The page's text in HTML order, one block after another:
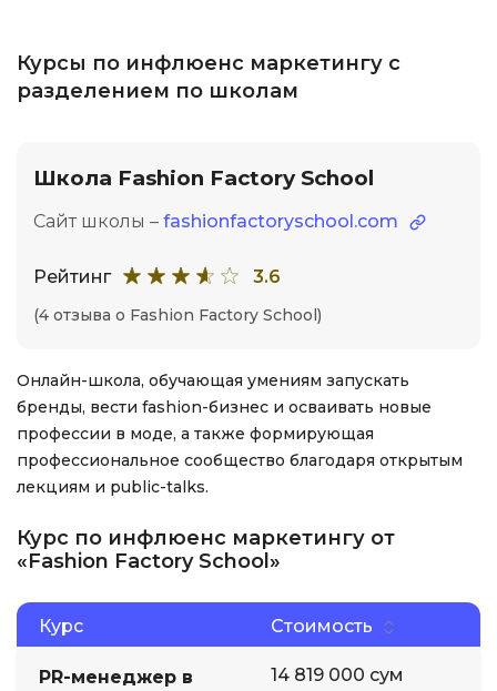
Курсы по инфлюенс маркетингу с
разделением по школам
Школа Fashion Factory School
Сайт школы – fashionfactoryschool.com
Рейтинг 3.6
(4 отзыва о Fashion Factory School)
Онлайн-школа, обучающая умениям запускать
бренды, вести fashion-бизнес и осваивать новые
профессии в моде, а также формирующая
профессиональное сообщество благодаря открытым
лекциям и public-talks.
Курс по инфлюенс маркетингу от
«Fashion Factory School»
Курс Стоимость
PR-менеджер в
14 819 000 сум